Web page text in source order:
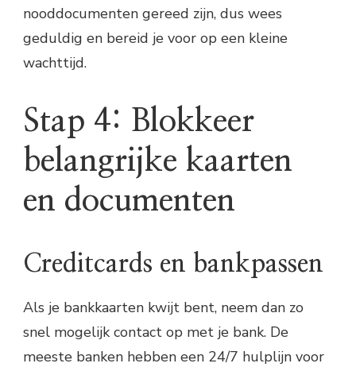
nooddocumenten gereed zijn, dus wees
geduldig en bereid je voor op een kleine
wachttijd.
Stap 4: Blokkeer
belangrijke kaarten
en documenten
Creditcards en bankpassen
Als je bankkaarten kwijt bent, neem dan zo
snel mogelijk contact op met je bank. De
meeste banken hebben een 24/7 hulplijn voor